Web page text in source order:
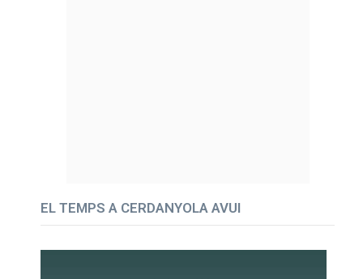
EL TEMPS A CERDANYOLA AVUI